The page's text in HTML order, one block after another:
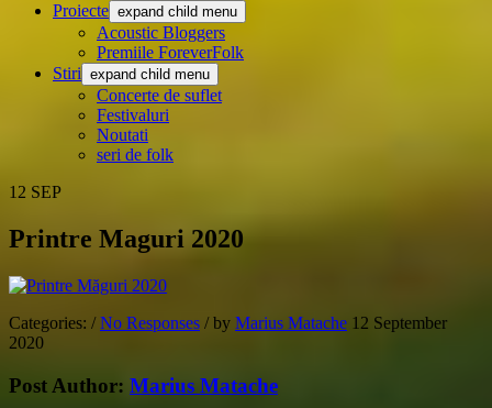
Proiecte expand child menu
Acoustic Bloggers
Premiile ForeverFolk
Stiri expand child menu
Concerte de suflet
Festivaluri
Noutati
seri de folk
12 SEP
Printre Maguri 2020
Categories: / No Responses /by Marius Matache 12 September
2020
Post Author: Marius Matache